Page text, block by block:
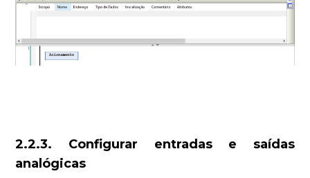
2.2.3. Configurar entradas e saídas
analógicas